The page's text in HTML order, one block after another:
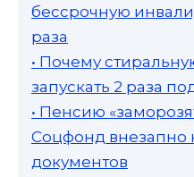
бессрочную
раза
• Почему
запускать 2 раза
• Пенсию
Соцфонд внезапно
документов